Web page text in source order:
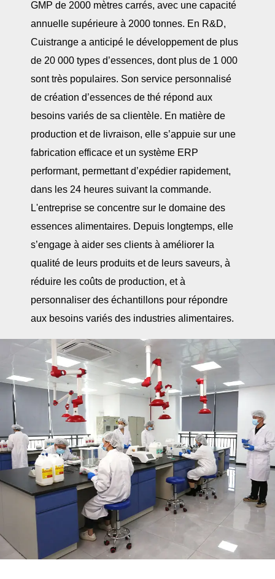
GMP de 2000 mètres carrés, avec une capacité
annuelle supérieure à 2000 tonnes. En R&D,
Cuistrange a anticipé le développement de plus
de 20 000 types d’essences, dont plus de 1 000
sont très populaires. Son service personnalisé
de création d’essences de thé répond aux
besoins variés de sa clientèle. En matière de
production et de livraison, elle s’appuie sur une
fabrication efficace et un système ERP
performant, permettant d’expédier rapidement,
dans les 24 heures suivant la commande.
L'entreprise se concentre sur le domaine des
essences alimentaires. Depuis longtemps, elle
s’engage à aider ses clients à améliorer la
qualité de leurs produits et de leurs saveurs, à
réduire les coûts de production, et à
personnaliser des échantillons pour répondre
aux besoins variés des industries alimentaires.